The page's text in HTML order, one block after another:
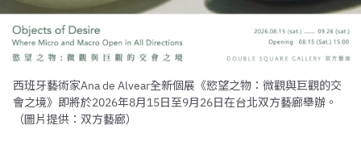
西班牙藝術家Ana de Alvear全新個展《慾望之物：微觀與巨觀的交
會之境》即將於2026年8月15日至9月26日在台北双方藝廊舉辦。
（圖片提供：双方藝廊）